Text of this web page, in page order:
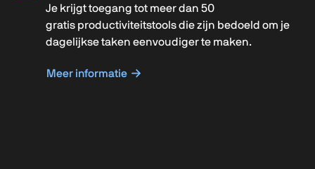
Je krijgt toegang tot meer dan 50
gratis productiviteitstools die zijn bedoeld om je
dagelijkse taken eenvoudiger te maken.
Meer informatie